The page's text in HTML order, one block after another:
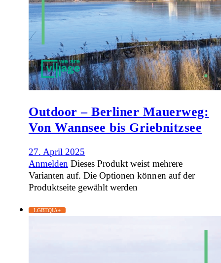
Outdoor – Berliner Mauerweg:
Von Wannsee bis Griebnitzsee
27. April 2025
Anmelden Dieses Produkt weist mehrere
Varianten auf. Die Optionen können auf der
Produktseite gewählt werden
LGBTQIA+